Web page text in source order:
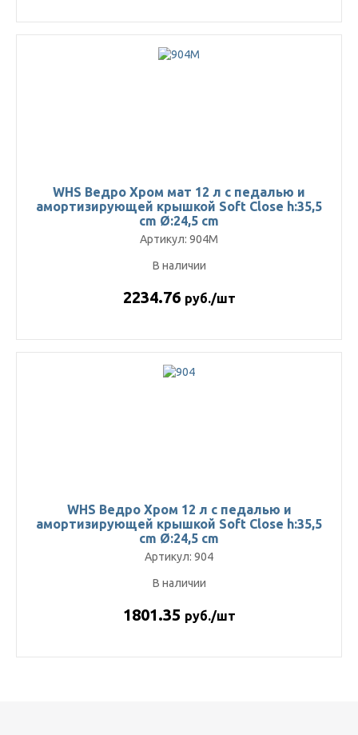
WHS Ведро Хром мат 12 л с педалью и
амортизирующей крышкой Soft Close h:35,5
cm Ø:24,5 cm
Артикул: 904M
В наличии
2234.76 руб./шт
WHS Ведро Хром 12 л с педалью и
амортизирующей крышкой Soft Close h:35,5
cm Ø:24,5 cm
Артикул: 904
В наличии
1801.35 руб./шт